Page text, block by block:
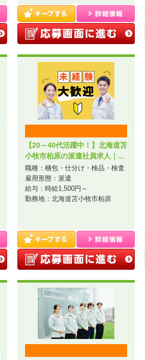
【20～40代活躍中！】北海道苫
小牧市柏原の派遣社員求人｜...
職種：梱包・仕分け・検品・検査
雇用形態：派遣
給与：時給1,500円～
勤務地：北海道苫小牧市柏原